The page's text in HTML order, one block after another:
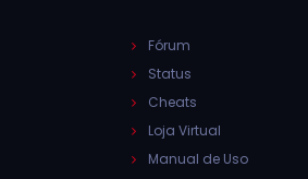
Fórum
Status
Cheats
Loja Virtual
Manual de Uso